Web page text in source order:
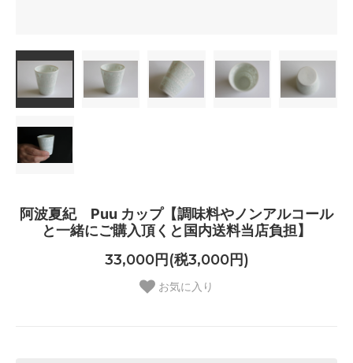
阿波夏紀 Puu カップ【調味料やノンアルコール
と一緒にご購入頂くと国内送料当店負担】
33,000円(税3,000円)
お気に入り